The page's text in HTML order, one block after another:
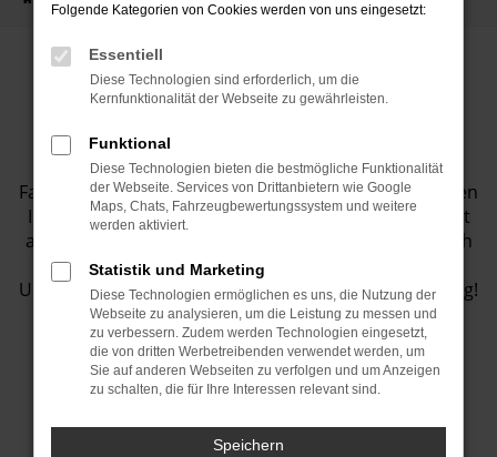
Fahrzeugbestand
Entdecken Sie eine Vielzahl von top
Fahrzeugangeboten in unserem Showroom! Wir bieten
Ihnen eine große Auswahl an Fahrzeugen, die perfekt
auf Ihre Bedürfnisse abgestimmt sind. Lassen Sie sich
inspirieren und finden Sie Ihr Traumauto bei uns.
Unser Team steht Ihnen jederzeit gerne zur Verfügung!
Fehler: Network Error
Beim Laden ist ein Fehler aufgetreten.
Folgende Kategorien von Cookies werden von uns eingesetzt:
Essentiell
Diese Technologien sind erforderlich, um die
Kernfunktionalität der Webseite zu gewährleisten.
Funktional
Diese Technologien bieten die bestmögliche Funktionalität
der Webseite. Services von Drittanbietern wie Google
Maps, Chats, Fahrzeugbewertungssystem und weitere
werden aktiviert.
Statistik und Marketing
Diese Technologien ermöglichen es uns, die Nutzung der
Webseite zu analysieren, um die Leistung zu messen und
zu verbessern. Zudem werden Technologien eingesetzt,
die von dritten Werbetreibenden verwendet werden, um
Sie auf anderen Webseiten zu verfolgen und um Anzeigen
zu schalten, die für Ihre Interessen relevant sind.
Speichern